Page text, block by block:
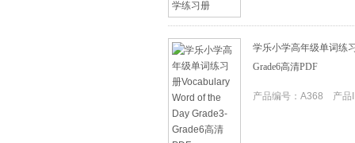
学乐小学高年级单词练
Grade6高清PDF
产品编号：A368 产品